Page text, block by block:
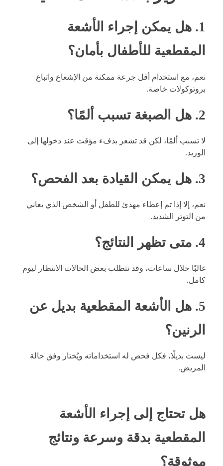
1. هل يمكن إجراء الأشعة
المقطعية للأطفال بأمان؟
نعم، مع استخدام أقل جرعة ممكنة من الإشعاع واتباع
بروتوكولات خاصة.
2. هل الصبغة تسبب ألمًا؟
لا تسبب ألمًا، لكن قد تشعر بدفء مؤقت عند دخولها إلى
الوريد.
3. هل يمكن القيادة بعد الفحص؟
نعم، إلا إذا تم إعطاء مهدئ للطفل أو الشخص الذي يعاني
من التوتر الشديد.
4. متى تظهر النتائج؟
غالبًا خلال ساعات، وقد تتطلب بعض الحالات الانتظار ليوم
كامل.
5. هل الأشعة المقطعية بديل عن
الرنين؟
ليست بديلًا، فكل فحص له استخداماته ويُختار وفق حالة
المريض.
هل تحتاج إلى إجراء الأشعة
المقطعية بدقة وسرعة ونتائج
موثوقة؟